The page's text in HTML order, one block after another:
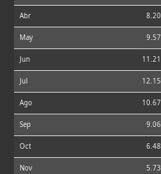
Abr 8.20
May 9.57
Jun 11.21
Jul 12.15
Ago 10.67
Sep 9.06
Oct 6.48
Nov 5.73